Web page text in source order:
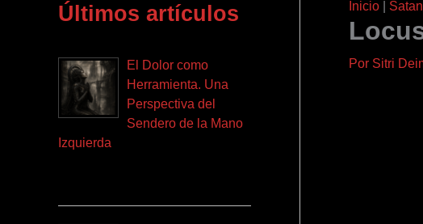
Últimos artículos
El Dolor como
Herramienta. Una
Perspectiva del
Sendero de la Mano
Izquierda
Inicio
Por Sitri